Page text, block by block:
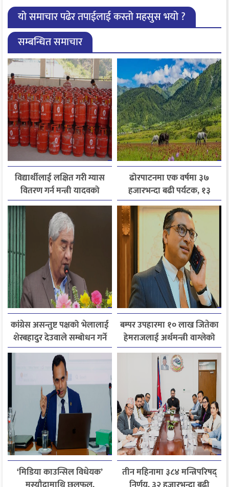
यो समाचार पढेर तपाईलाई कस्तो महसुस भयो ?
सम्बन्धित समाचार
विद्यार्थीलाई लक्षित गरी ग्यास
वितरण गर्न मन्त्री यादवको
निर्देशन
ढोरपाटनमा एक वर्षमा ३७
हजारभन्दा बढी पर्यटक, १३
हजारले बढ्यो आगमन
कांग्रेस असन्तुष्ट पक्षको भेलालाई
शेरबहादुर देउवाले सम्बोधन गर्ने
बम्पर उपहारमा १० लाख जितेका
हेमराजलाई अर्थमन्त्री वाग्लेको
फोन, रुपन्देहीकी सपनाले
जितिन् एक लाख
‘मिडिया काउन्सिल विधेयक’
तीन महिनामा ३८४ मन्त्रिपरिषद्